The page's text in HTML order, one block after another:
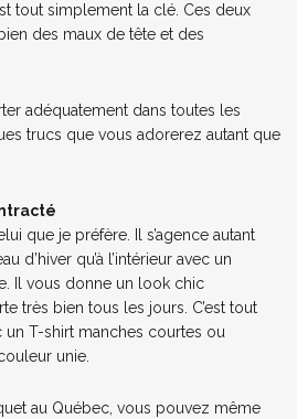
tout simplement la clé. Ces deux
des maux de tête et des
adéquatement dans toutes les
trucs que vous adorerez autant que
que je préfère. Il s’agence autant
d’hiver qu’à l’intérieur avec un
Il vous donne un look chic
très bien tous les jours. C’est tout
T-shirt manches courtes ou
unie.
au Québec, vous pouvez même